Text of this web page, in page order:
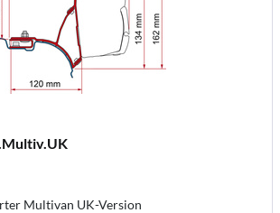
Multivan UK-Version